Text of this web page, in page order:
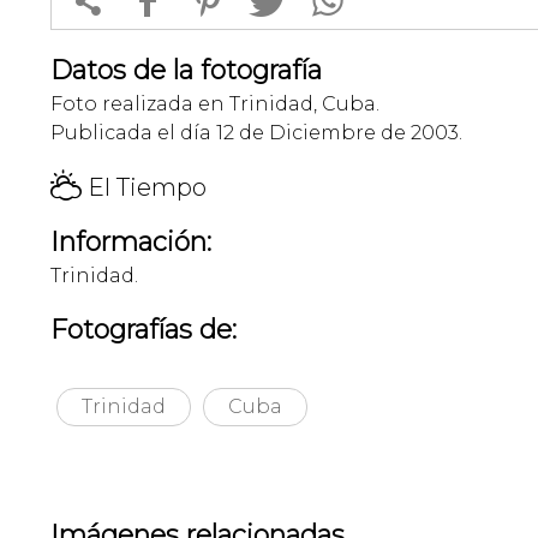
Datos de la fotografía
Foto realizada en Trinidad, Cuba.
Publicada el día 12 de Diciembre de 2003.
H El Tiempo
Información:
Trinidad.
Fotografías de:
Trinidad Cuba